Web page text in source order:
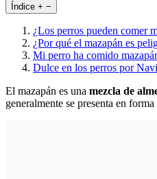
Índice + −
¿Los perros pueden comer
¿Por qué el mazapán es
Mi perro ha comido
Dulce en los perros por
El mazapán es una mezcla de
generalmente se presenta en